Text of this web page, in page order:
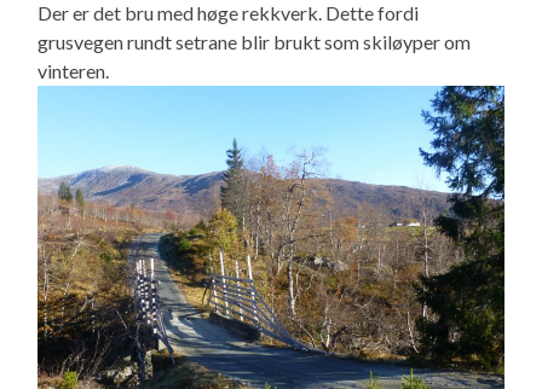
Der er det bru med høge rekkverk. Dette fordi
grusvegen rundt setrane blir brukt som skiløyper om
vinteren.